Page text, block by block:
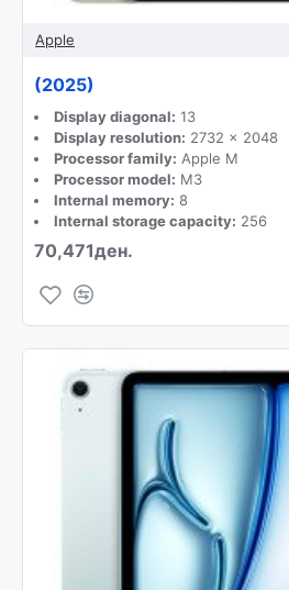
Apple
(2025)
Display diagonal: 13
Display resolution: 2732 x 2048
Processor family: Apple M
Processor model: M3
Internal memory: 8
Internal storage capacity: 256
70,471ден.